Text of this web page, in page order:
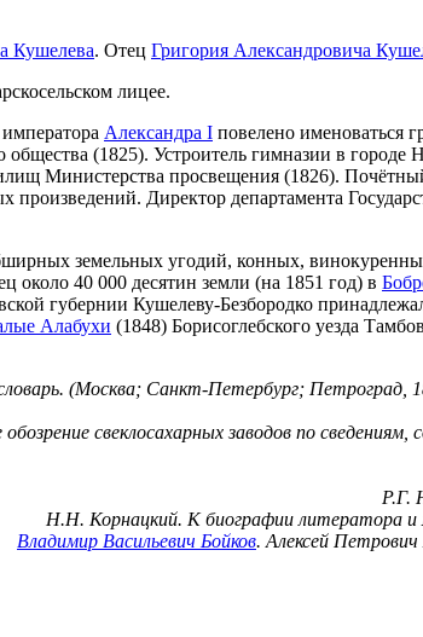
Кушелева. Отец Григория Александровича
лицее.
Александра I повелено именоваться
(1825). Устроитель гимназии в
Министерства просвещения (1826).
произведений. Директор департамента
земельных угодий, конных,
около 40 000 десятин земли (на 1851 год) в
губернии Кушелеву-Безбородко
Алабухи (1848) Борисоглебского уезда
(Москва; Санкт-Петербург; Петроград,
свеклосахарных заводов по
Р.Г.
Н.Н. Корнацкий. К биографии литератора и
Владимир Васильевич Бойков. Алексей